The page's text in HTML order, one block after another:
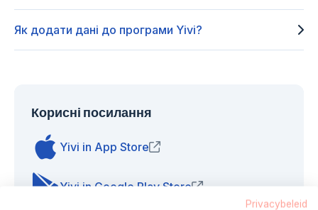
Як додати дані до програми Yivi?
Корисні посилання
Yivi in App Store (opens in new window)
Yivi in Google Play Store (opens in new window)
Privacybeleid